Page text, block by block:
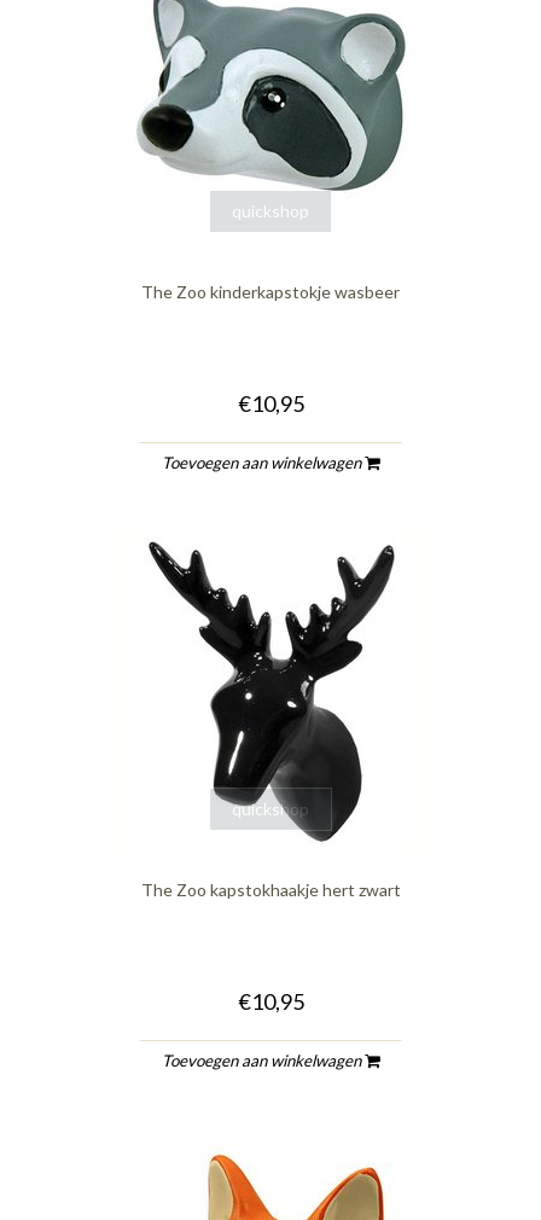
quickshop
The Zoo kinderkapstokje wasbeer
€10,95
Toevoegen aan winkelwagen
quickshop
The Zoo kapstokhaakje hert zwart
€10,95
Toevoegen aan winkelwagen